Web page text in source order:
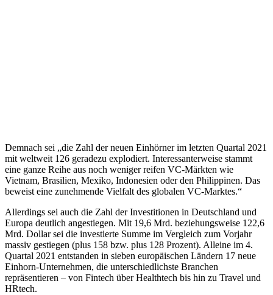
Demnach sei „die Zahl der neuen Einhörner im letzten Quartal 2021
mit weltweit 126 geradezu explodiert. Interessanterweise stammt
eine ganze Reihe aus noch weniger reifen VC-Märkten wie
Vietnam, Brasilien, Mexiko, Indonesien oder den Philippinen. Das
beweist eine zunehmende Vielfalt des globalen VC-Marktes.“
Allerdings sei auch die Zahl der Investitionen in Deutschland und
Europa deutlich angestiegen. Mit 19,6 Mrd. beziehungsweise 122,6
Mrd. Dollar sei die investierte Summe im Vergleich zum Vorjahr
massiv gestiegen (plus 158 bzw. plus 128 Prozent). Alleine im 4.
Quartal 2021 entstanden in sieben europäischen Ländern 17 neue
Einhorn-Unternehmen, die unterschiedlichste Branchen
repräsentieren – von Fintech über Healthtech bis hin zu Travel und
HRtech.